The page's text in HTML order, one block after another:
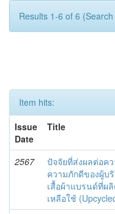
Results 1-6 of 6
Item hits:
Issue
Date
Title
2567
ปัจจัยที่ส่งผลต่อค
ความภักดีของผู้บ
เสื้อผ้าแบรนด์ที่ผ
เหลือใช้